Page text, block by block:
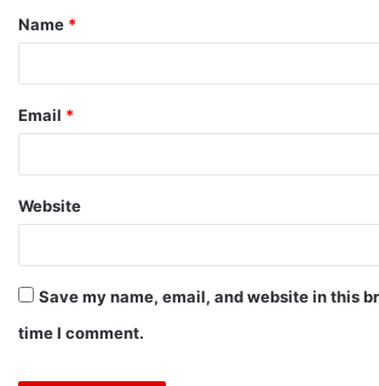
Name *
Email *
Website
Save my name, email, and website in this
time I comment.